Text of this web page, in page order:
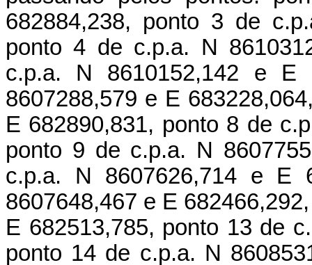
682884,238, ponto 3 de
ponto 4 de c.p.a. N
c.p.a. N 8610152,142 e E
8607288,579 e E
E 682890,831, ponto 8 de
ponto 9 de c.p.a. N
c.p.a. N 8607626,714 e E
8607648,467 e E
E 682513,785, ponto 13 de
ponto 14 de c.p.a. N